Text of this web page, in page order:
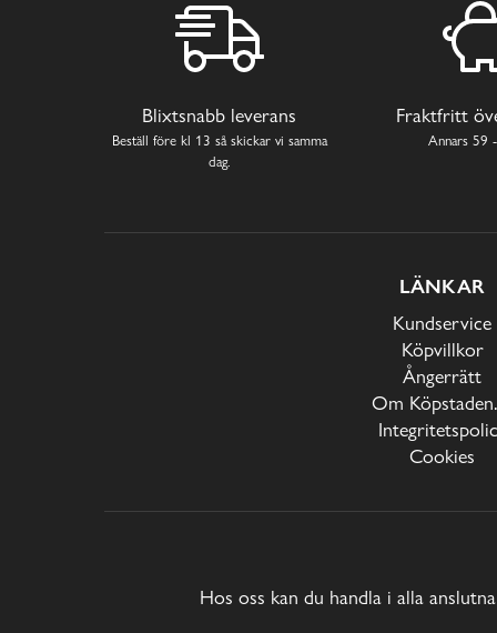
Blixtsnabb leverans
Beställ före kl 13 så skickar vi samma
dag.
Fraktfritt
Annars 59
LÄNKAR
Kundservice
Köpvillkor
Ångerrätt
Om
Cookies
Hos oss kan du handla i alla